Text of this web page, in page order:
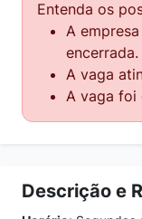
Entenda os
A
encerrada.
A vaga
A vaga foi
Descrição e